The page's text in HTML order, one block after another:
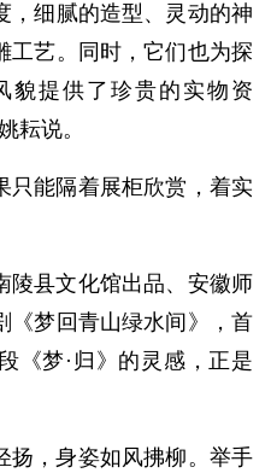
，细腻的造型、灵动的神
工艺。同时，它们也为探
貌提供了珍贵的实物资
耘说。
只能隔着展柜欣赏，着实
陵县文化馆出品、安徽师
《梦回青山绿水间》，首
《梦·归》的灵感，正是
扬，身姿如风拂柳。举手